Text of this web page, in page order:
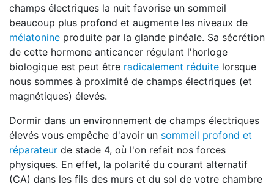
champs électriques la nuit favorise un sommeil
beaucoup plus profond et augmente les niveaux de
mélatonine produite par la glande pinéale. Sa sécrétion
de cette hormone anticancer régulant l'horloge
biologique est peut être radicalement réduite lorsque
nous sommes à proximité de champs électriques (et
magnétiques) élevés.
Dormir dans un environnement de champs électriques
élevés vous empêche d'avoir un sommeil profond et
réparateur de stade 4, où l'on refait nos forces
physiques. En effet, la polarité du courant alternatif
(CA) dans les fils des murs et du sol de votre chambre